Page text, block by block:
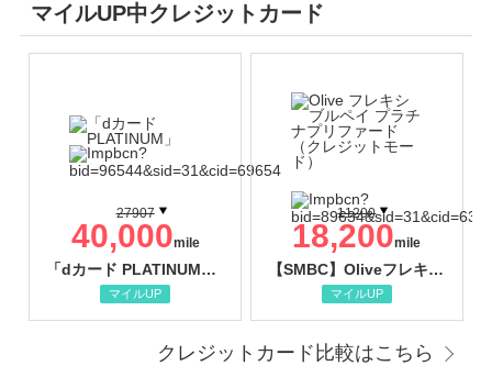
マイルUP中クレジットカード
「dカード PLATINUM」（PLATINUM クレジットカード発券（【新規申込】カード発行）
27907
40,000mile
マイルUP
【SMBC】Oliveフレキシブルペイ プラチナプリファード
11200
18,200mile
マイルUP
クレジットカード比較はこちら